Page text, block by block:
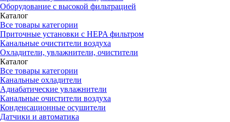
Оборудование с высокой фильтрацией
Каталог
Все товары категории
Приточные установки c HEPA фильтром
Канальные очистители воздуха
Охладители, увлажнители, очистители
Каталог
Все товары категории
Канальные охладители
Адиабатические увлажнители
Канальные очистители воздуха
Конденсационные осушители
Датчики и автоматика